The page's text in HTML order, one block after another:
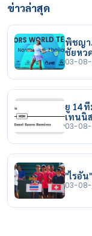
ข่าวล่าสุด
พิชญา
ชัยหว
03-
ยู 14
เทนนิ
03-
"ไรอั
03-